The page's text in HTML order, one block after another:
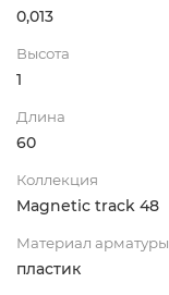
0,013
Высота
1
Длина
60
Коллекция
Magnetic track 48
Материал арматуры
пластик